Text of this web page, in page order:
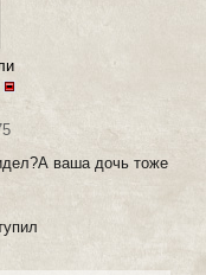
ваша дочь тоже